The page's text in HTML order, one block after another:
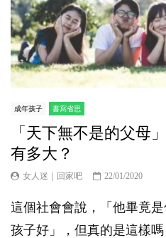
成年孩子 書寫省思
「天下無不是的父母
有多大？
女人迷｜回家吧 22/01/2020
這個社會會說，「他畢竟
孩子好」，但真的是這樣